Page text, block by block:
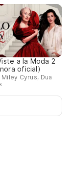
a la Moda 2
oficial)
Miley Cyrus, Dua